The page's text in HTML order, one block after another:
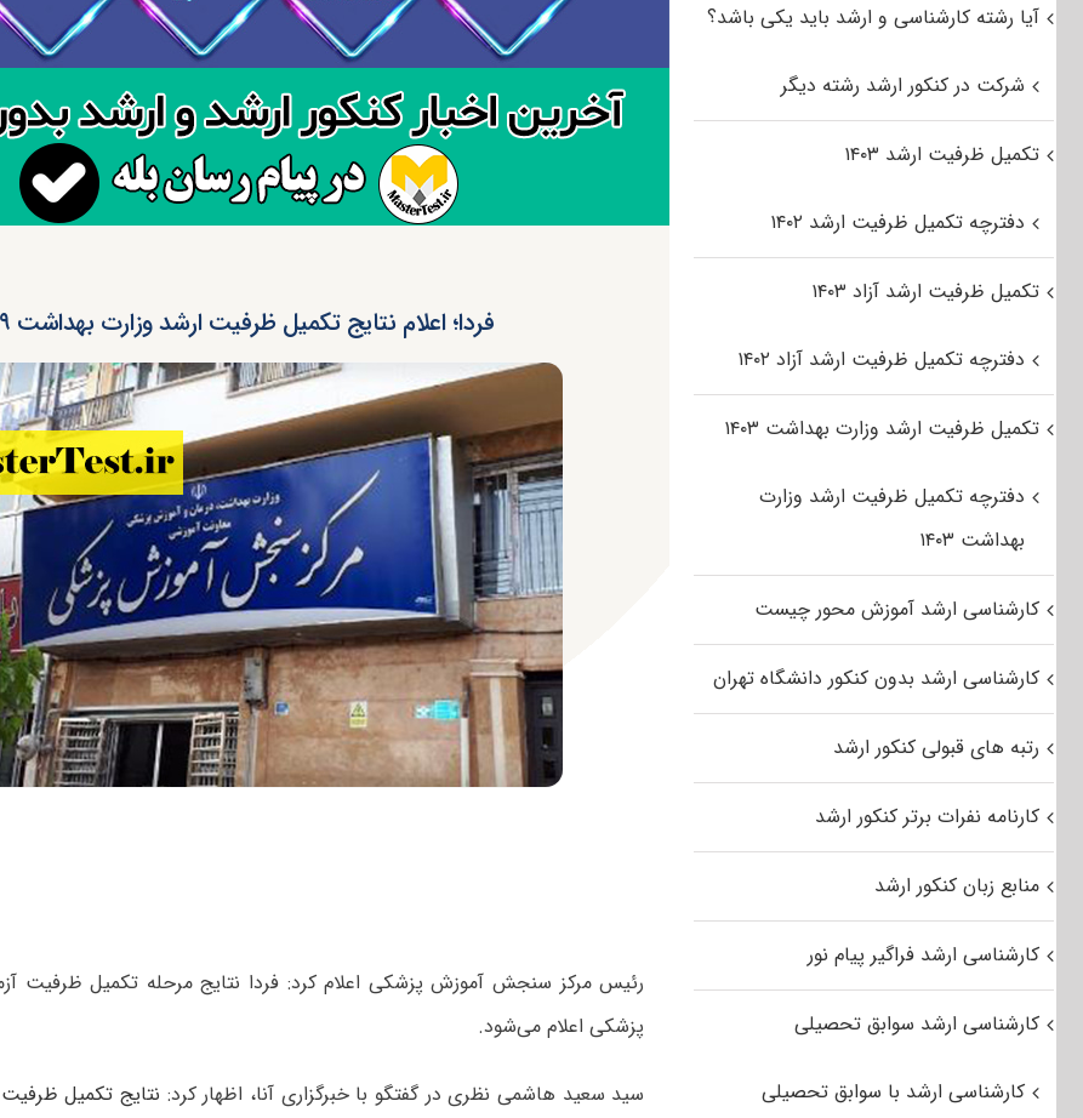
فردا؛ اعلام نتایج تکمیل ظرفیت ارشد وزارت بهداشت ۹۹
رئیس مرکز سنجش آموزش پزشکی اعلام کرد: فردا نتایج مرحله تکمیل ظرفیت
پزشکی اعلام می‌شود.
سید سعید هاشمی نظری در گفتگو با خبرگزاری آنا، اظهار کرد: نتایج تکمیل
آیا رشته کارشناسی و ارشد باید یکی باشد؟
شرکت در کنکور ارشد رشته دیگر
تکمیل ظرفیت ارشد ۱۴۰۳
دفترچه تکمیل ظرفیت ارشد ۱۴۰۲
تکمیل ظرفیت ارشد آزاد ۱۴۰۳
دفترچه تکمیل ظرفیت ارشد آزاد ۱۴۰۲
تکمیل ظرفیت ارشد وزارت بهداشت ۱۴۰۳
دفترچه تکمیل ظرفیت ارشد وزارت
بهداشت ۱۴۰۳
کارشناسی ارشد آموزش محور چیست
کارشناسی ارشد بدون کنکور دانشگاه تهران
رتبه های قبولی کنکور ارشد
کارنامه نفرات برتر کنکور ارشد
منابع زبان کنکور ارشد
کارشناسی ارشد فراگیر پیام نور
کارشناسی ارشد سوابق تحصیلی
کارشناسی ارشد با سوابق تحصیلی